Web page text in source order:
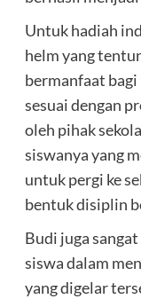
Untuk hadiah
helm yang
bermanfaat
sesuai dengan
oleh pihak
siswanya yang
untuk pergi ke
bentuk disiplin
Budi juga
siswa dalam
yang digelar